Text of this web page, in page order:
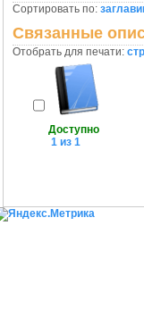
Сортировать по:
Связанные
Отобрать для печати:
Доступно
1 из 1